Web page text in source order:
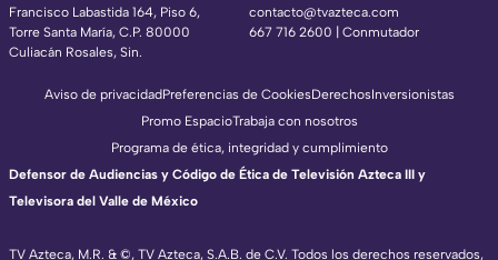
Francisco Labastida 164, Piso 6,
Torre Santa María, C.P. 80000
Culiacán Rosales, Sin.
contacto@tvazteca.com
667 716 2600 | Conmutador
TV Azteca, M.R. & ©, TV Azteca, S.A.B. de C.V. Todos los derechos reservados,
Aviso de privacidadPreferencias de CookiesDerechosInversionistas
Promo EspacioTrabaja con nosotros
Programa de ética, integridad y cumplimiento
Defensor de Audiencias y Código de Ética de Televisión Azteca III y
Televisora del Valle de México